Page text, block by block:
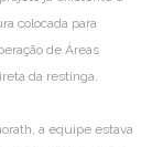
colocada para
de Áreas
da restinga.
a equipe estava